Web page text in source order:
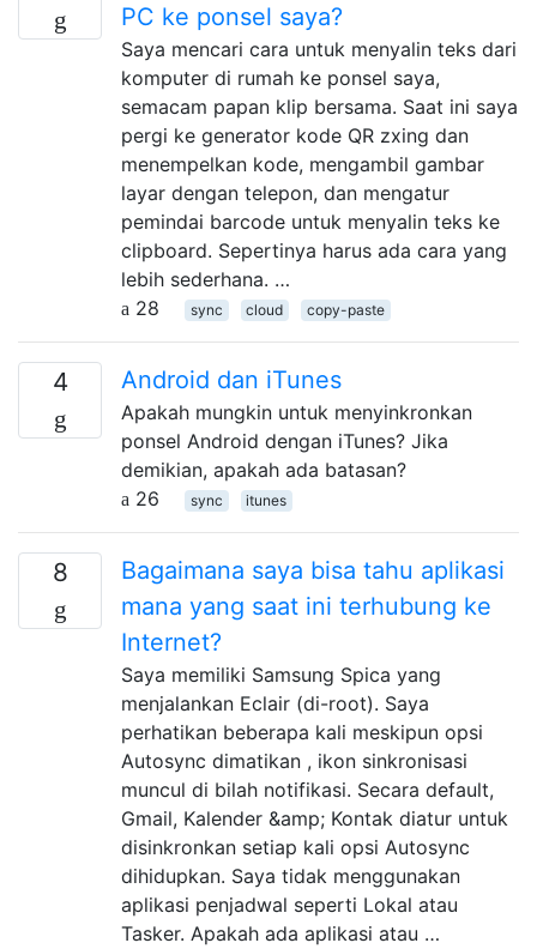
PC ke ponsel saya?
Saya mencari cara untuk menyalin teks dari
komputer di rumah ke ponsel saya,
semacam papan klip bersama. Saat ini saya
pergi ke generator kode QR zxing dan
menempelkan kode, mengambil gambar
layar dengan telepon, dan mengatur
pemindai barcode untuk menyalin teks ke
clipboard. Sepertinya harus ada cara yang
lebih sederhana. …
28
sync cloud copy-paste
4 Android dan iTunes
Apakah mungkin untuk menyinkronkan
ponsel Android dengan iTunes? Jika
demikian, apakah ada batasan?
26
sync itunes
8
Bagaimana saya bisa tahu aplikasi
mana yang saat ini terhubung ke
Internet?
Saya memiliki Samsung Spica yang
menjalankan Eclair (di-root). Saya
perhatikan beberapa kali meskipun opsi
Autosync dimatikan , ikon sinkronisasi
muncul di bilah notifikasi. Secara default,
Gmail, Kalender &amp; Kontak diatur untuk
disinkronkan setiap kali opsi Autosync
dihidupkan. Saya tidak menggunakan
aplikasi penjadwal seperti Lokal atau
Tasker. Apakah ada aplikasi atau …